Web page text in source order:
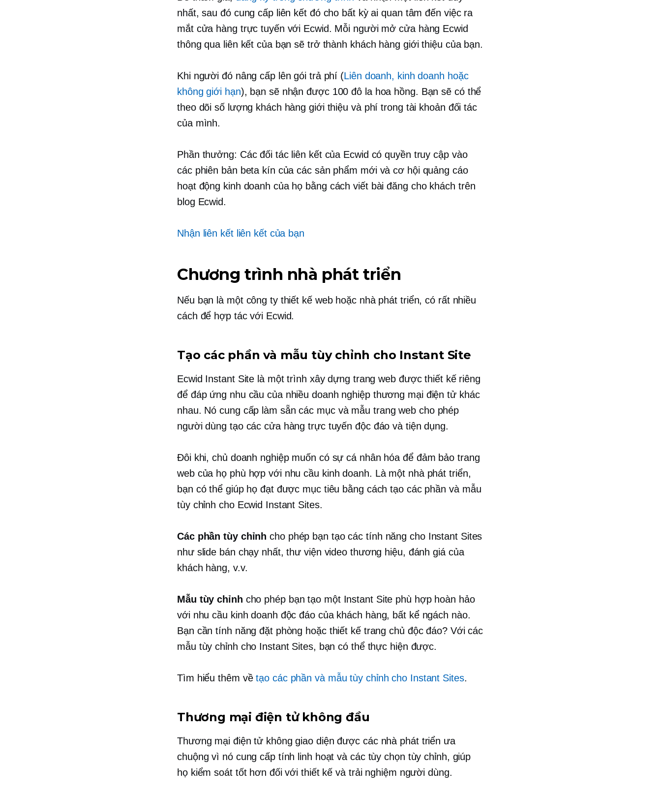
nhất, sau đó cung cấp liên kết đó cho bất kỳ ai quan tâm đến việc ra
mắt cửa hàng trực tuyến với Ecwid. Mỗi người mở cửa hàng Ecwid
thông qua liên kết của bạn sẽ trở thành khách hàng giới thiệu của bạn.
Khi người đó nâng cấp lên gói trả phí (Liên doanh, kinh doanh hoặc
không giới hạn), bạn sẽ nhận được 100 đô la hoa hồng. Bạn sẽ có thể
theo dõi số lượng khách hàng giới thiệu và phí trong tài khoản đối tác
của mình.
Phần thưởng: Các đối tác liên kết của Ecwid có quyền truy cập vào
các phiên bản beta kín của các sản phẩm mới và cơ hội quảng cáo
hoạt động kinh doanh của họ bằng cách viết bài đăng cho khách trên
blog Ecwid.
Nhận liên kết liên kết của bạn
Chương trình nhà phát triển
Nếu bạn là một công ty thiết kế web hoặc nhà phát triển, có rất nhiều
cách để hợp tác với Ecwid.
Tạo các phần và mẫu tùy chỉnh cho Instant Site
Ecwid Instant Site là một trình xây dựng trang web được thiết kế riêng
để đáp ứng nhu cầu của nhiều doanh nghiệp thương mại điện tử khác
nhau. Nó cung cấp làm sẵn các mục và mẫu trang web cho phép
người dùng tạo các cửa hàng trực tuyến độc đáo và tiện dụng.
Đôi khi, chủ doanh nghiệp muốn có sự cá nhân hóa để đảm bảo trang
web của họ phù hợp với nhu cầu kinh doanh. Là một nhà phát triển,
bạn có thể giúp họ đạt được mục tiêu bằng cách tạo các phần và mẫu
tùy chỉnh cho Ecwid Instant Sites.
Các phần tùy chỉnh cho phép bạn tạo các tính năng cho Instant Sites
như slide bán chạy nhất, thư viện video thương hiệu, đánh giá của
khách hàng, v.v.
Mẫu tùy chỉnh cho phép bạn tạo một Instant Site phù hợp hoàn hảo
với nhu cầu kinh doanh độc đáo của khách hàng, bất kể ngách nào.
Bạn cần tính năng đặt phòng hoặc thiết kế trang chủ độc đáo? Với các
mẫu tùy chỉnh cho Instant Sites, bạn có thể thực hiện được.
Tìm hiểu thêm vềtạo các phần và mẫu tùy chỉnh cho Instant Sites.
Thương mại điện tử không đầu
Thương mại điện tử không giao diện được các nhà phát triển ưa
chuộng vì nó cung cấp tính linh hoạt và các tùy chọn tùy chỉnh, giúp
họ kiểm soát tốt hơn đối với thiết kế và trải nghiệm người dùng.